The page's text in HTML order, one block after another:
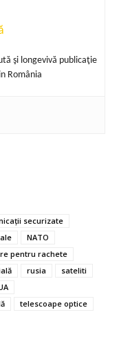
şi longevivă publicaţie
România
securizate
NATO
pentru rachete
rusia
sateliti
telescoape optice